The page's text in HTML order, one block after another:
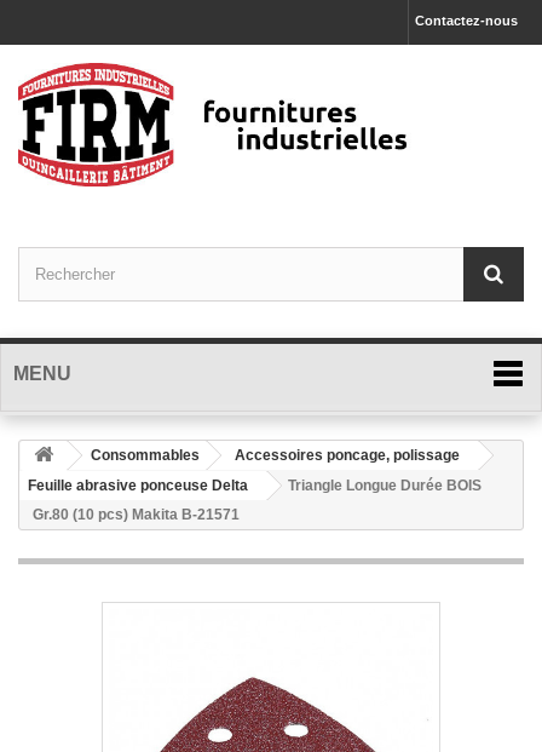
Contactez-nous
MENU
Consommables
Accessoires poncage, polissage
Feuille abrasive ponceuse Delta
Triangle Longue Durée BOIS
Gr.80 (10 pcs) Makita B-21571